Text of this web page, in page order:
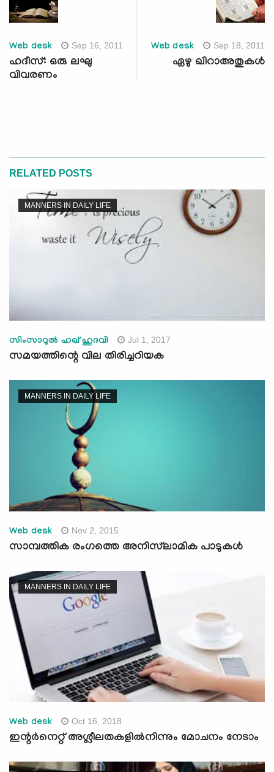
Web desk Sep 16, 2011
ഹദീസ്: ഒരു ലഘു
വിവരണം
Web desk Sep 18, 2011
ഏഴു ഖിറാഅതുകള്‍
RELATED POSTS
MANNERS IN DAILY LIFE
സിംസാറുല്‍ ഹഖ് ഹുദവി Jul 1, 2017
സമയത്തിന്റെ വില തിരിച്ചറിയക
MANNERS IN DAILY LIFE
Web desk Nov 2, 2015
സാമ്പത്തിക രംഗത്തെ അനിസ്‌ലാമിക പാടുകള്‍
MANNERS IN DAILY LIFE
Web desk Oct 16, 2018
ഇന്റര്‍നെറ്റ് അശ്ലീലതകളില്‍നിന്നും മോചനം നേടാം